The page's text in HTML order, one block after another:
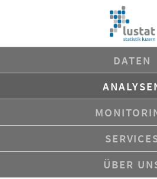
DATEN
ÜBER